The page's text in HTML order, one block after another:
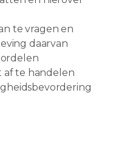
te vragen en
daarvan
af te handelen